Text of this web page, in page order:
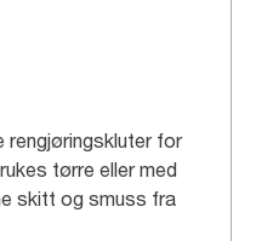
rengjøringskluter for
tørre eller med
skitt og smuss fra